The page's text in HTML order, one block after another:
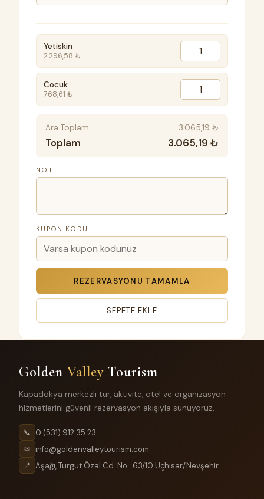
Yetiskin
2.296,58 ₺
Cocuk
768,61 ₺
Ara Toplam 3.065,19 ₺
Toplam 3.065,19 ₺
NOT
KUPON KODU
REZERVASYONU TAMAMLA
SEPETE EKLE
Golden ValleyTourism
Kapadokya merkezli tur, aktivite, otel ve organizasyon
hizmetlerini güvenli rezervasyon akışıyla sunuyoruz.
📞 0 (531) 912 35 23
✉ info@goldenvalleytourism.com
📍 Aşağı, Turgut Özal Cd. No : 63/10 Uçhisar/Nevşehir